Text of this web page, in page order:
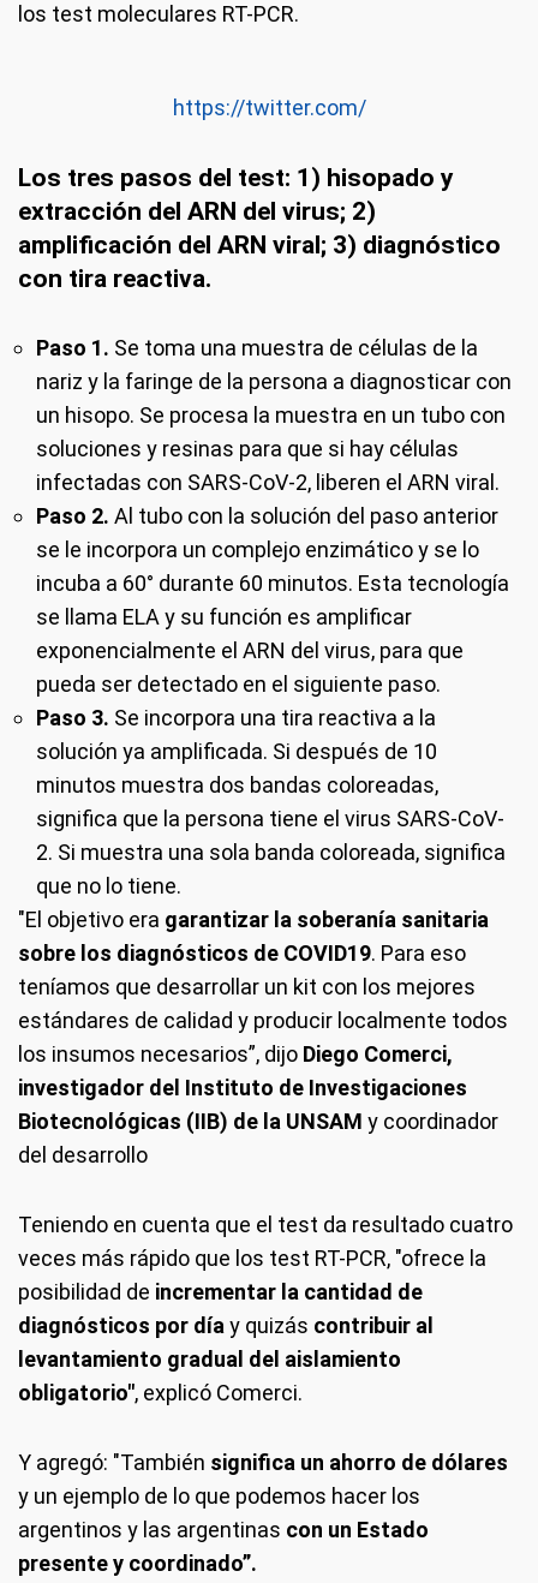
los test moleculares RT-PCR.
https://twitter.com/
Los tres pasos del test: 1) hisopado y
extracción del ARN del virus; 2)
amplificación del ARN viral; 3) diagnóstico
con tira reactiva.
Paso 1. Se toma una muestra de células de la
nariz y la faringe de la persona a diagnosticar con
un hisopo. Se procesa la muestra en un tubo con
soluciones y resinas para que si hay células
infectadas con SARS-CoV-2, liberen el ARN viral.
Paso 2. Al tubo con la solución del paso anterior
se le incorpora un complejo enzimático y se lo
incuba a 60° durante 60 minutos. Esta tecnología
se llama ELA y su función es amplificar
exponencialmente el ARN del virus, para que
pueda ser detectado en el siguiente paso.
Paso 3. Se incorpora una tira reactiva a la
solución ya amplificada. Si después de 10
minutos muestra dos bandas coloreadas,
significa que la persona tiene el virus SARS-CoV-
2. Si muestra una sola banda coloreada, significa
que no lo tiene.
"El objetivo era garantizar la soberanía sanitaria
sobre los diagnósticos de COVID19. Para eso
teníamos que desarrollar un kit con los mejores
estándares de calidad y producir localmente todos
los insumos necesarios”, dijo Diego Comerci,
investigador del Instituto de Investigaciones
Biotecnológicas (IIB) de la UNSAM y coordinador
del desarrollo
Teniendo en cuenta que el test da resultado cuatro
veces más rápido que los test RT-PCR, "ofrece la
posibilidad de incrementar la cantidad de
diagnósticos por día y quizás contribuir al
levantamiento gradual del aislamiento
obligatorio", explicó Comerci.
Y agregó: "También significa un ahorro de dólares
y un ejemplo de lo que podemos hacer los
argentinos y las argentinas con un Estado
presente y coordinado”.